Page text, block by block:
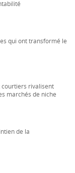
qui ont transformé le
courtiers rivalisent
marchés de niche
de la